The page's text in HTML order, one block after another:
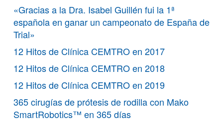
«Gracias a la Dra. Isabel Guillén fui la 1ª
española en ganar un campeonato de España de
Trial»
12 Hitos de Clínica CEMTRO en 2017
12 Hitos de Clínica CEMTRO en 2018
12 Hitos de Clínica CEMTRO en 2019
365 cirugías de prótesis de rodilla con Mako
SmartRobotics™ en 365 días